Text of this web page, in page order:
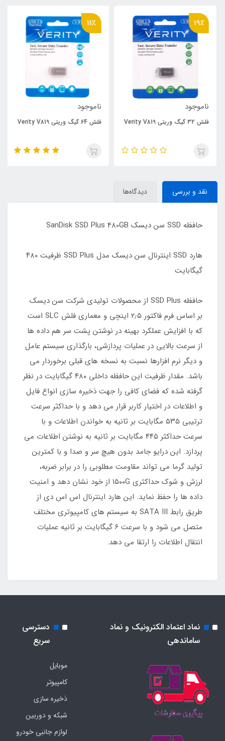
19٪
ناموجود
فلش 32 گیگ وریتی Verity V819
11٪
ناموجود
فلش 64 گیگ وریتی Verity V819
نقد و بررسی دیدگاه‌ها
حافظه SSD سن دیسک SanDisk SSD Plus 480GB
هارد SSD اینترنال سن دیسک مدل SSD Plus ظرفیت ۴۸۰
گیگابایت
حافظه SSD Plus از محصولات تولیدی شرکت سن دیسک
بر اساس فرم فاکتور ۲٫۵ اینچی و معماری فلش SLC است
که با افزایش عملکرد بهینه در نوشتن پشت سر هم داده ها
از سرعت بالایی در عملیات پردازشی، بارگذاری سیستم عامل
و دیگر نرم افزارها نسبت به نسخه های قبلی برخوردار می
باشد. مقدار ظرفیت این حافظه داخلی ۴۸۰ گیگابایت در نظر
گرفته شده که فضای کافی را جهت ذخیره سازی انواع فایل
و اطلاعات در اختیار کاربر قرار می دهد و با حداکثر سرعت
ترتیبی ۵۳۵ مگابایت بر ثانیه به خواندن اطلاعات و با
سرعت حداکثر ۴۴۵ مگابایت بر ثانیه به نوشتن اطلاعات می
پردازد. این درایو جامد بدون هیچ سر و صدا و با کمترین
تولید گرما می تواند مقاومت مطلوبی را در برابر ضربه،
لرزش و شوک حداکثری ۱۵۰۰G از خود نشان دهد و امنیت
داده ها را حفظ نماید. این هارد اینترنال اس اس دی از
طریق رابط SATA III به سیستم های کامپیوتری مختلف
متصل می شود و با سرعت ۶ گیگابایت بر ثانیه عملیات
انتقال اطلاعات را ارتقا می دهد.
نماد اعتماد الکترونیک و نماد
ساماندهی
دسترسی
سریع
موبایل
کامپیوتر
ذخیره سازی
شبکه و دوربین
لوازم جانبی خودرو